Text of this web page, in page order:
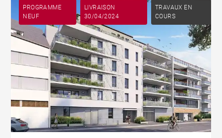
PROGRAMME
NEUF
LIVRAISON
30/04/2024
TRAVAUX EN
COURS